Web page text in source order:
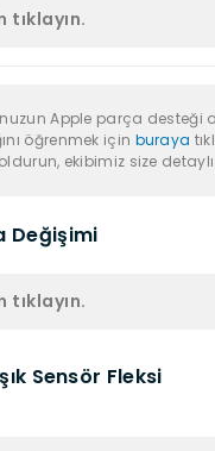
Apple parça desteği
öğrenmek için buraya
ekibimiz size
Değişimi
Sensör Fleksi